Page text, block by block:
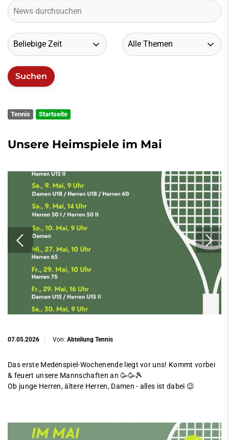
Tennis Startseite
Unsere Heimspiele im Mai
07.05.2026 Von: Abteilung Tennis
Das erste Medenspiel-Wochenende liegt vor uns! Kommt vorbei
& feuert unsere Mannschaften an 🥳🥳🎾
Ob junge Herren, ältere Herren, Damen - alles ist dabei 😉